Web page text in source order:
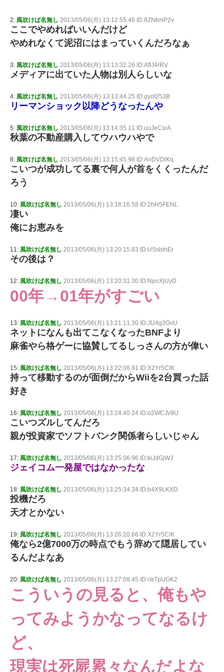
2: 風吹けば名無し 2013/05/06(月) 13:12:55.46 ID:8ZNkmP2v
ここでやめればいいんだけど
やめれなくて泥沼にはまっていくんだろなぁ
3: 風吹けば名無し 2013/05/06(月) 13:13:32.26 ID:AflJ4rRV
メディアに出ていた人物は別人らしいな
4: 風吹けば名無し 2013/05/06(月) 13:13:44.25 ID:qyot253B
リーマンショック以降どうなったんや
5: 風吹けば名無し 2013/05/06(月) 13:14:35.11 ID:uuJeCsrA
秋葉の不動産購入してウハウハやで
8: 風吹けば名無し 2013/05/06(月) 13:15:45.98 ID:AnDVDlKq
こいつが成功してる裏で何人が首をくくったんだ
ろう
10: 風吹けば名無し 2013/05/06(月) 13:18:16.58 ID:2hH5FENL
凄い
俺にお恵みを
11: 風吹けば名無し 2013/05/06(月) 13:20:15.83 ID:USsbInEr
その後は？
12: 風吹けば名無し 2013/05/06(月) 13:20:31.30 ID:NpoXjUyD
00年→01年がすごい
13: 風吹けば名無し 2013/05/06(月) 13:21:11.30 ID:JU4g3GvU
ネットになんも出てこなくなったBNFより
麻雀やら格ゲーに協賛してるしっさんの方が偉い
15: 風吹けば名無し 2013/05/06(月) 13:22:08.91 ID:X2Yr5ClK
持って移動するのが面倒だからWiiを2台買った話
好き
16: 風吹けば名無し 2013/05/06(月) 13:24:40.24 ID:o2WCJv9U
こいつズルしてんだろ
親が投資家でソフトバンク関係者らしいじゃん
17: 風吹けば名無し 2013/05/06(月) 13:25:06.96 ID:kiJdGjWJ
ジェイコム一発屋ではなかったな
18: 風吹けば名無し 2013/05/06(月) 13:25:34.34 ID:b4X9LKXD
投機だろ
天才とかない
19: 風吹けば名無し 2013/05/06(月) 13:26:20.66 ID:X2Yr5ClK
俺なら2億7000万の時点でもう辞めて隠居してい
るんだよなあ
20: 風吹けば名無し 2013/05/06(月) 13:27:08.45 ID:nkTpUGK2
こういうの見ると、俺もや
ってみようかなってなるけ
ど、
現実は死屍累々なんだよな